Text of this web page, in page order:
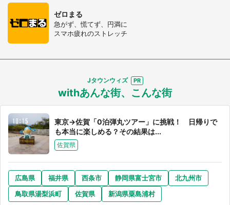
選択する
ゼロまる
急がず、慌てず、円満に
スマホ疲れのストレッチ
Jタウンウィズ
withあんな街、こんな街
東京→佐賀「0泊弾丸ツアー」に挑戦！ 日帰りで
も本当に楽しめる？その結果は...
佐賀県
広島県 福井県 西条市 静岡県富士宮市
北九州市
鳥取県湯梨浜町
佐賀県 新潟県粟島浦村